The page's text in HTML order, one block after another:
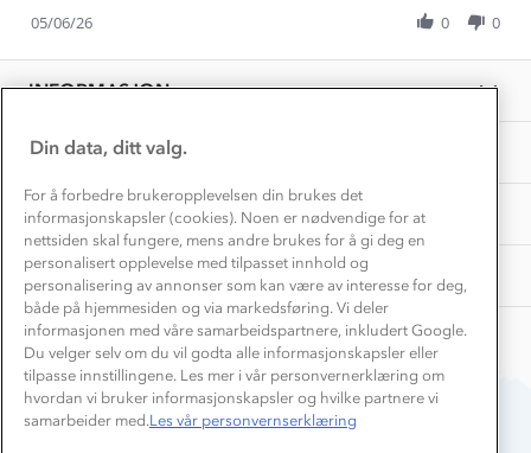
5
2026
Kristina
A.
Jun
2026
05/06/26 0 0
INFORMASJON
Bedrift, barnehage og SFO
Presse
OM OSS
Personvern
Samarbeide med oss?
TIPS OG RÅD
Store størrelser
Turmat oppskrifter
Beredskap
AKTIVITETER
Få turinspirasjon og tips her⛰
Overnatte utendørs⛺
Leirskole 🥾
Barnehageansatt
Tips til hyttetur
Din data, ditt valg.
For å forbedre brukeropplevelsen din brukes det
informasjonskapsler (cookies). Noen er nødvendige for at
nettsiden skal fungere, mens andre brukes for å gi deg en
personalisert opplevelse med tilpasset innhold og
personalisering av annonser som kan være av interesse for deg,
både på hjemmesiden og via markedsføring. Vi deler
informasjonen med våre samarbeidspartnere, inkludert Google.
Du velger selv om du vil godta alle informasjonskapsler eller
tilpasse innstillingene. Les mer i vår personvernerklæring om
hvordan vi bruker informasjonskapsler og hvilke partnere vi
samarbeider med.Les vår personvernserklæring